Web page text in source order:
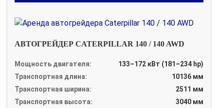
АВТОГРЕЙДЕР CATERPILLAR 140 / 140 AWD
Мощность двигателя:
133–172 кВт (181–234 hp)
Транспортная длина:
10136 мм
Транспортная ширина:
2511 мм
Транспортная высота:
3040 мм